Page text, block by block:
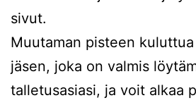
sivut.
Muutaman pisteen
jäsen, joka on valmis
talletusasiasi, ja voit alkaa